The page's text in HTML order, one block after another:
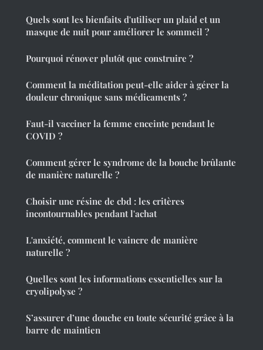
Quels sont les bienfaits d'utiliser un plaid et un
masque de nuit pour améliorer le sommeil ?
Pourquoi rénover plutôt que construire ?
Comment la méditation peut-elle aider à gérer la
douleur chronique sans médicaments ?
Faut-il vacciner la femme enceinte pendant le
COVID ?
Comment gérer le syndrome de la bouche brûlante
de manière naturelle ?
Choisir une résine de cbd : les critères
incontournables pendant l'achat
L'anxiété, comment le vaincre de manière
naturelle ?
Quelles sont les informations essentielles sur la
cryolipolyse ?
S’assurer d’une douche en toute sécurité grâce à la
barre de maintien